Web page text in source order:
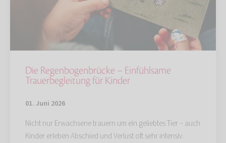
Die Regenbogenbrücke – Einfühlsame
Trauerbegleitung für Kinder
01. Juni 2026
Nicht nur Erwachsene trauern um ein geliebtes Tier – auch
Kinder erleben Abschied und Verlust oft sehr intensiv.